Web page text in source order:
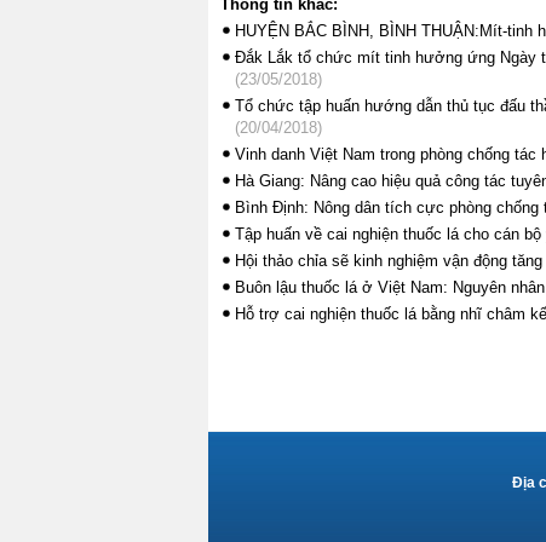
Thông tin khác:
HUYỆN BẮC BÌNH, BÌNH THUẬN:Mít-
Đắk Lắk tổ chức mít tinh hưởng ứng Ngày
(23/05/2018)
Tổ chức tập huấn hướng dẫn thủ tục đấu
(20/04/2018)
Vinh danh Việt Nam trong phòng chống tác
Hà Giang: Nâng cao hiệu quả công tác
Bình Định: Nông dân tích cực phòng chống
Tập huấn về cai nghiện thuốc lá cho cán
Hội thảo chỉa sẽ kinh nghiệm vận động
Buôn lậu thuốc lá ở Việt Nam: Nguyên
Hỗ trợ cai nghiện thuốc lá bằng nhĩ châm
Địa